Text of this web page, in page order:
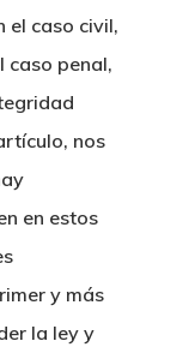
el caso civil,
caso penal,
nos
en estos
y más
la ley y